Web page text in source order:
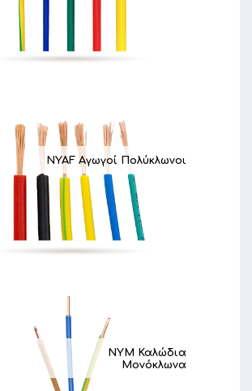
NYAF Αγωγοί Πολύκλωνοι
NYM Καλώδια
Μονόκλωνα